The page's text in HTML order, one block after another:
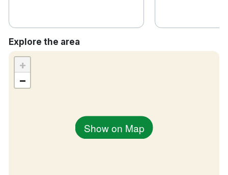
Explore the area
Show on Map
+
−